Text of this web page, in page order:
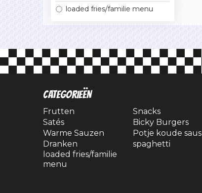
loaded fries/familie menu
CATEGORIEËN
Frutten
Snacks
Satés
Bicky Burgers
Warme Sauzen
Potje koude saus
Dranken
spaghetti
loaded fries/familie
menu